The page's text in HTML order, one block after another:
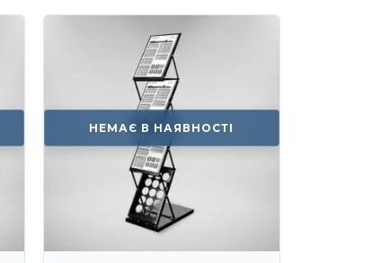
НЕМАЄ В НАЯВНОСТІ